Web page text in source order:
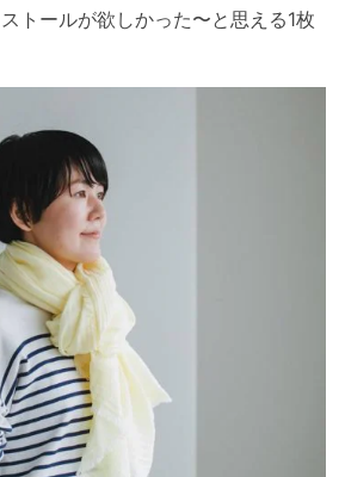
トールが欲しかった〜と思える1枚